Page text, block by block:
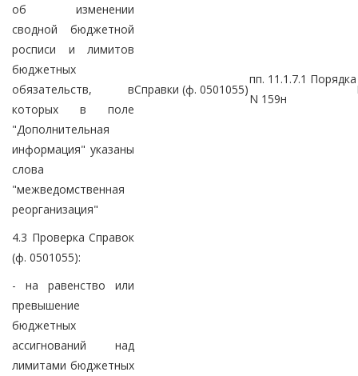
об изменении
сводной бюджетной
росписи и лимитов
бюджетных
обязательств, в
которых в поле
"Дополнительная
информация" указаны
слова
"межведомственная
реорганизация"
Справки (ф. 0501055)
пп. 11.1.7.1 Порядка
N 159н
4.3 Проверка Справок
(ф. 0501055):
- на равенство или
превышение
бюджетных
ассигнований над
лимитами бюджетных